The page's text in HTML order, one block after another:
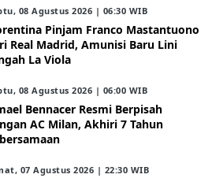
08 Agustus 2026 | 06:30 WIB
Pinjam Franco Mastantuono
Real Madrid, Amunisi Baru Lini
La Viola
08 Agustus 2026 | 06:00 WIB
Bennacer Resmi Berpisah
AC Milan, Akhiri 7 Tahun
07 Agustus 2026 | 22:30 WIB